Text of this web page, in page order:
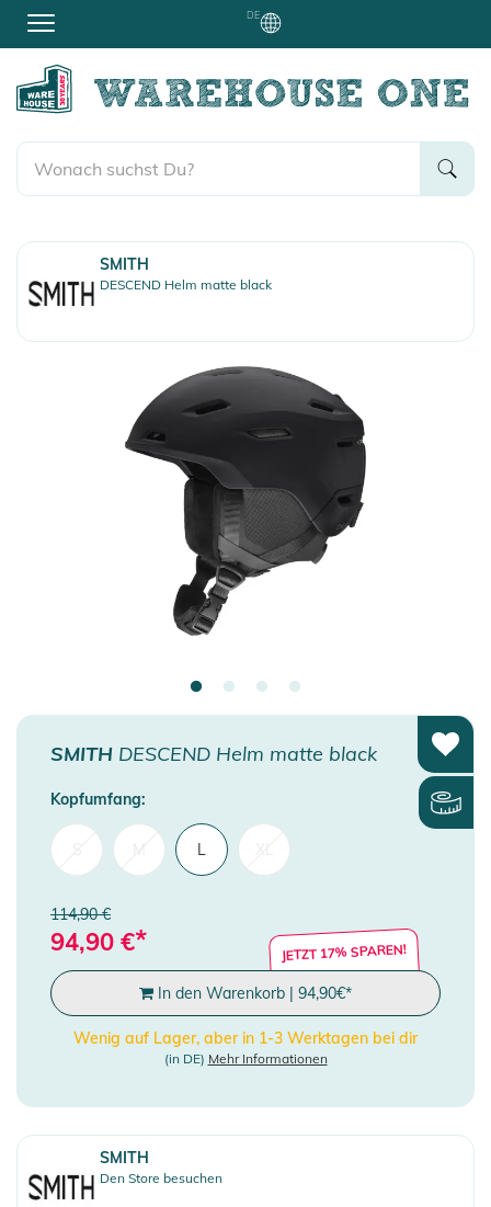
DE
SMITH
DESCEND Helm matte black
SMITH DESCEND Helm matte black
Kopfumfang:
L
114,90 €
94,90 €* JETZT 17% SPAREN!
In den Warenkorb | 94,90€*
Wenig auf Lager, aber in 1-3 Werktagen bei dir
(in DE) Mehr Informationen
SMITH
Den Store besuchen